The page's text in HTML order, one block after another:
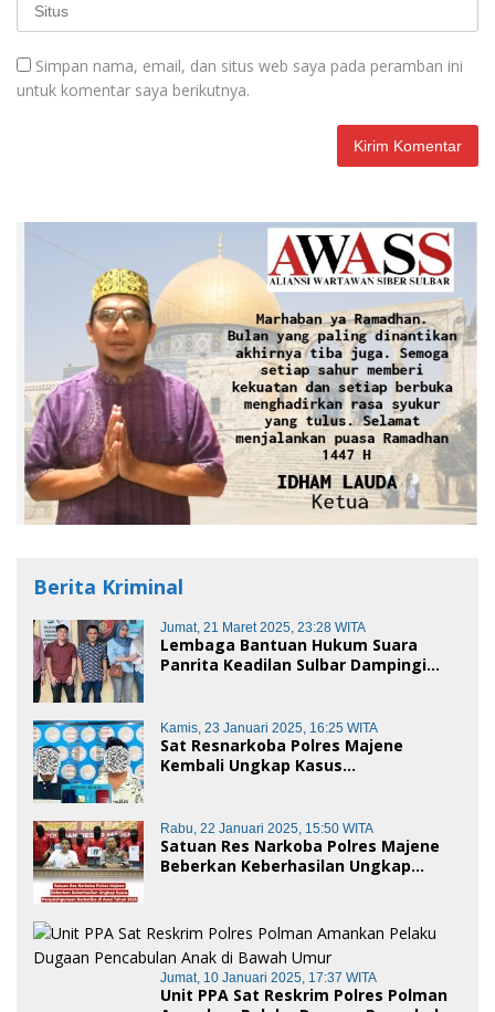
Simpan nama, email, dan situs web saya pada peramban ini
untuk komentar saya berikutnya.
Berita Kriminal
Jumat, 21 Maret 2025, 23:28 WITA
Lembaga Bantuan Hukum Suara
Panrita Keadilan Sulbar Dampingi
Polman
Kamis, 23 Januari 2025, 16:25 WITA
Sat Resnarkoba Polres Majene
Kembali Ungkap Kasus
Rabu, 22 Januari 2025, 15:50 WITA
Satuan Res Narkoba Polres Majene
Beberkan Keberhasilan Ungkap
Jumat, 10 Januari 2025, 17:37 WITA
Unit PPA Sat Reskrim Polres Polman